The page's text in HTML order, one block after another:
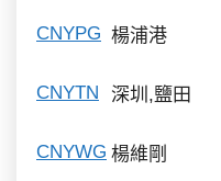
CNYPG 楊浦港
CNYTN 深圳,鹽田
CNYWG 楊維剛